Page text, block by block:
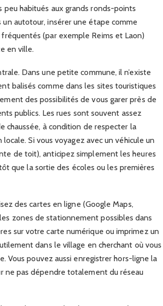
habitués aux grands ronds-points
un autotour, insérer une étape comme
(par exemple Reims et Laon)
en ville.
Dans une petite commune, il n’existe
balisés comme dans les sites touristiques
des possibilités de vous garer près de
publics. Les rues sont souvent assez
chaussée, à condition de respecter la
Si vous voyagez avec un véhicule un
de toit), anticipez simplement les heures
que la sortie des écoles ou les premières
des cartes en ligne (Google Maps,
zones de stationnement possibles dans
sur votre carte numérique ou imprimez un
dans le village en cherchant où vous
Vous pouvez aussi enregistrer hors-ligne la
ne pas dépendre totalement du réseau